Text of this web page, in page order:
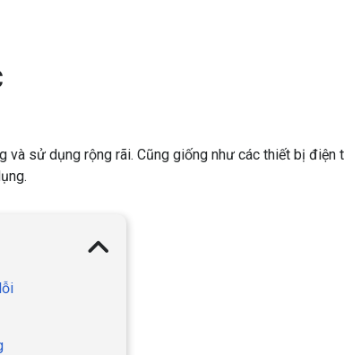
và sử dụng rộng rãi. Cũng giống như các thiết bị điện